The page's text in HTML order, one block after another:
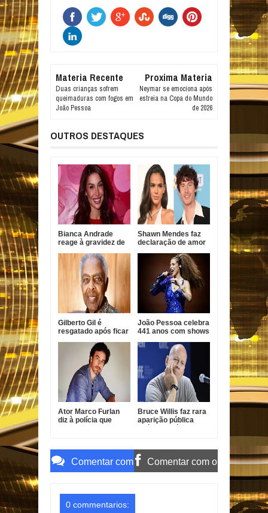
Materia Recente
Duas crianças sofrem
queimaduras com fogos em
João Pessoa
Proxima Materia
Neymar se emociona após
estreia na Copa do Mundo
de 2026
OUTROS DESTAQUES
Bianca Andrade
reage à gravidez de
já ama o bebê
Shawn Mendes faz
declaração de amor
Gilberto Gil é
resgatado após ficar
João Pessoa celebra
441 anos com shows
da Mata, Roupa Nova
e Fábio Jr.
Ator Marco Furlan
diz à polícia que
de vulnerável
Bruce Willis faz rara
aparição pública
Comentar com Comentar com o
0 commentarios: